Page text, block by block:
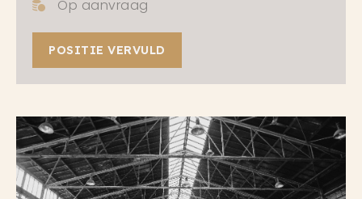
Op aanvraag
POSITIE VERVULD